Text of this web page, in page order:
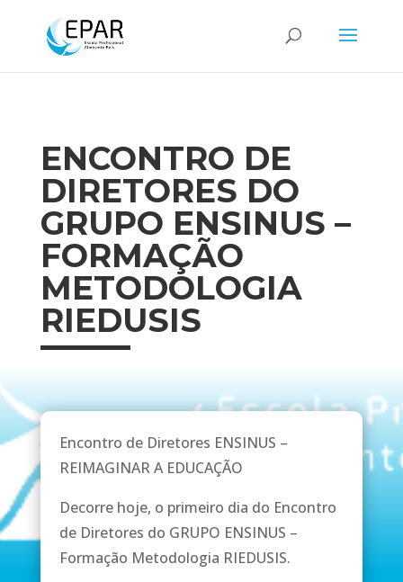
ENCONTRO DE
DIRETORES DO
GRUPO ENSINUS –
FORMAÇÃO
METODOLOGIA
RIEDUSIS
Encontro de Diretores ENSINUS –
REIMAGINAR A EDUCAÇÃO
Decorre hoje, o primeiro dia do Encontro
de Diretores do GRUPO ENSINUS –
Formação Metodologia RIEDUSIS.